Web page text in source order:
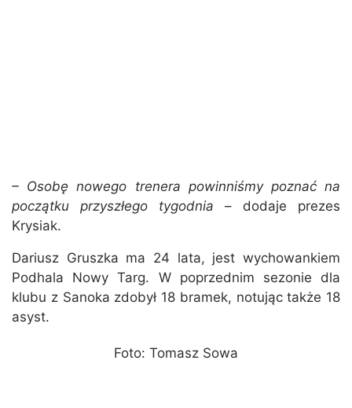
– Osobę nowego trenera powinniśmy poznać na
początku przyszłego tygodnia – dodaje prezes
Krysiak.
Dariusz Gruszka ma 24 lata, jest wychowankiem
Podhala Nowy Targ. W poprzednim sezonie dla
klubu z Sanoka zdobył 18 bramek, notując także 18
asyst.
Foto: Tomasz Sowa